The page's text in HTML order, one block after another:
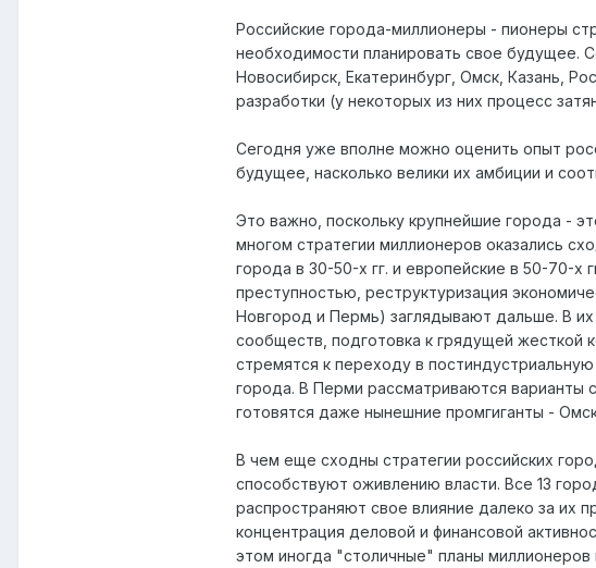
Российские города-миллионеры - пионеры
необходимости планировать свое будущее.
Новосибирск, Екатеринбург, Омск, Казань,
разработки (у некоторых из них процесс
Сегодня уже вполне можно оценить опыт
будущее, насколько велики их амбиции и
Это важно, поскольку крупнейшие города -
многом стратегии миллионеров оказались
города в 30-50-х гг. и европейские в 50-70-х
преступностью, реструктуризация
Новгород и Пермь) заглядывают дальше. В их
сообществ, подготовка к грядущей жесткой
стремятся к переходу в
города. В Перми рассматриваются варианты
готовятся даже нынешние промгиганты -
В чем еще сходны стратегии российских
способствуют оживлению власти. Все 13
распространяют свое влияние далеко за их
концентрация деловой и финансовой
этом иногда "столичные" планы